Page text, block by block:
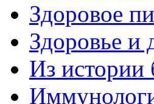
Здоровое
Здоровье и
Из истории